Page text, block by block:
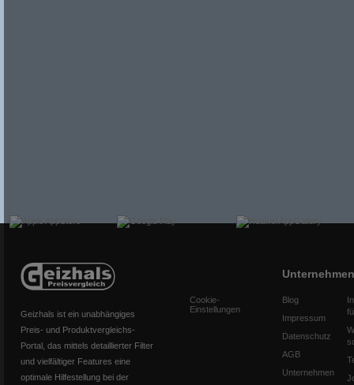
Geizhals ist ein unabhängiges
Preis- und Produktvergleichs-
Portal, das mittels detaillierter Filter
und vielfältiger Features eine
optimale Hilfestellung bei der
Cookie-
Einstellungen
Unternehmen
Blog
Impressum
Datenschutz
AGB
Unternehmen